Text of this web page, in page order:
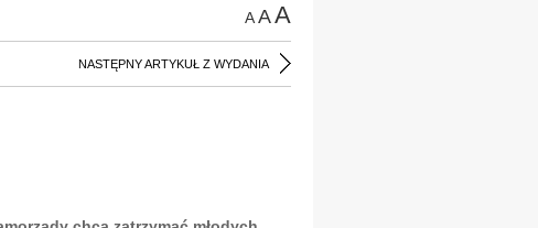
AAA
NASTĘPNY ARTYKUŁ Z WYDANIA